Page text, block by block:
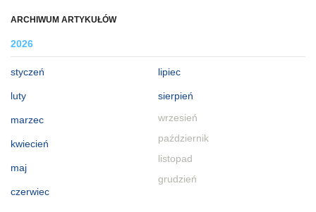
ARCHIWUM ARTYKUŁÓW
2026
styczeń
luty
marzec
kwiecień
maj
czerwiec
lipiec
sierpień
wrzesień
październik
listopad
grudzień